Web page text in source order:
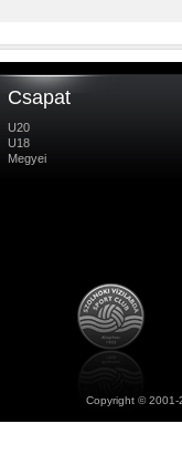
Csapat
U20
U18
Megyei
Copyright ©